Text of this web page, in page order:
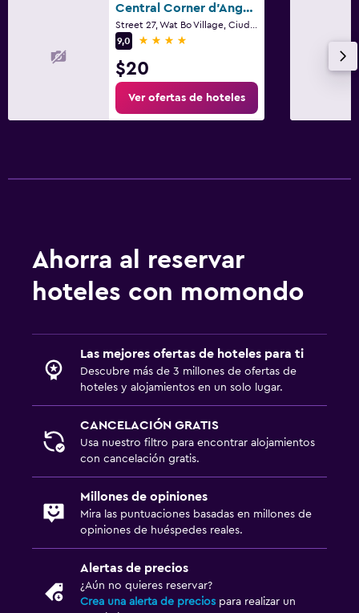
Central Corner d'Angkor
9,0
4 estrellas
$20
Ver ofertas de hoteles
Ahorra al reservar
hoteles con momondo
Las mejores ofertas de hoteles para ti
Descubre más de 3 millones de ofertas de
hoteles y alojamientos en un solo lugar.
CANCELACIÓN GRATIS
Usa nuestro filtro para encontrar alojamientos
con cancelación gratis.
Millones de opiniones
Mira las puntuaciones basadas en millones de
opiniones de huéspedes reales.
Alertas de precios
¿Aún no quieres reservar?
Crea una alerta de precios para realizar un